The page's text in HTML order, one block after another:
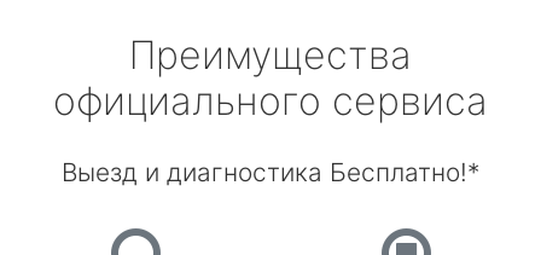
Преимущества
официального сервиса
Выезд и диагностика Бесплатно!*